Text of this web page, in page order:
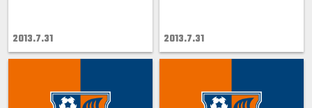
2013.7.31 2013.7.31